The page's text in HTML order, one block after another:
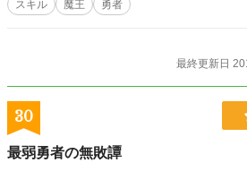
スキル
魔王 勇者
最終更新日
30
最弱勇者の無敗譚